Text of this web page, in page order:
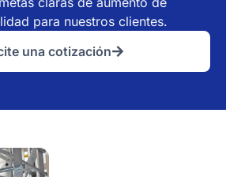
para nuestros clientes.
una cotización